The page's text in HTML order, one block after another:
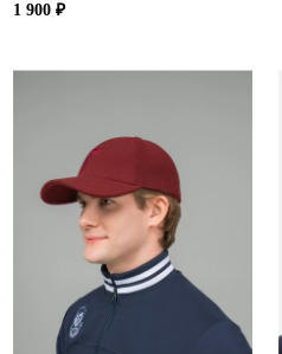
1 900 ₽